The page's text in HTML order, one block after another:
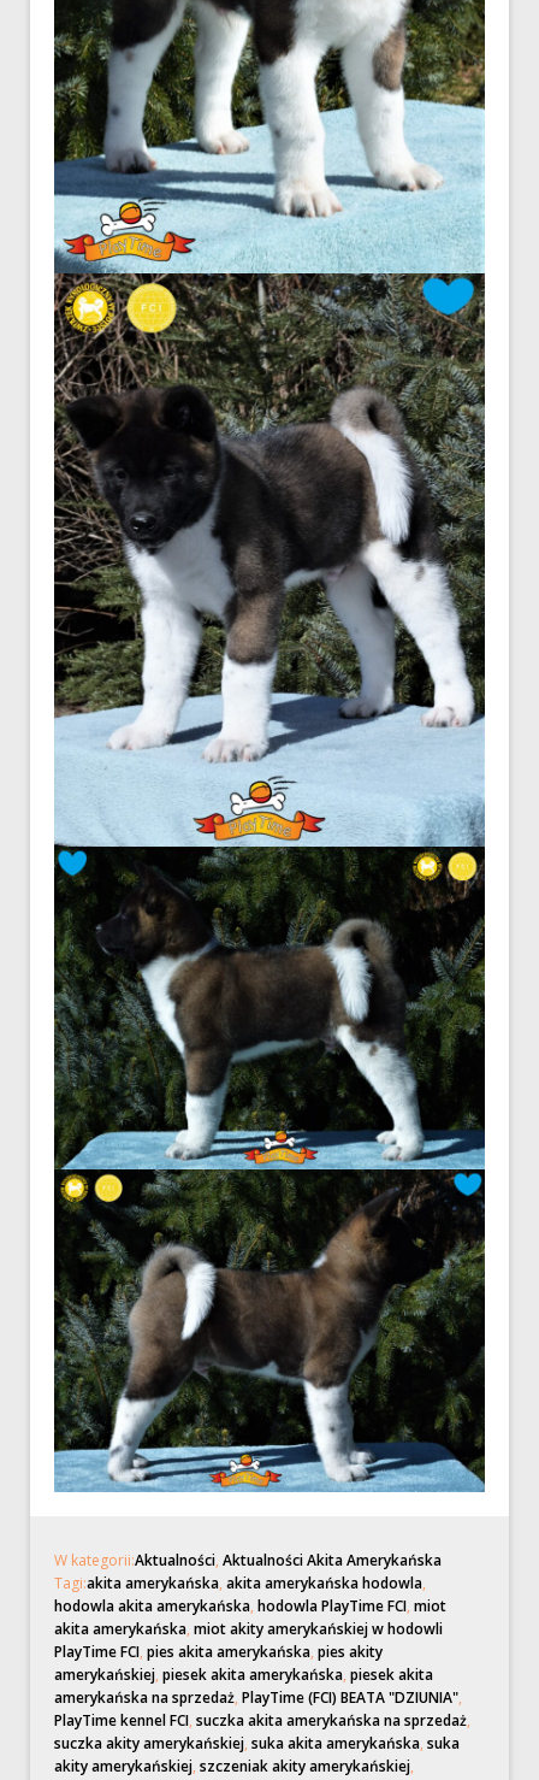
W kategorii:Aktualności,Aktualności Akita Amerykańska
Tagi:akita amerykańska,akita amerykańska hodowla,
hodowla akita amerykańska,hodowla PlayTime FCI,miot
akita amerykańska,miot akity amerykańskiej w hodowli
PlayTime FCI,pies akita amerykańska,pies akity
amerykańskiej,piesek akita amerykańska,piesek akita
amerykańska na sprzedaż,PlayTime (FCI) BEATA "DZIUNIA",
PlayTime kennel FCI,suczka akita amerykańska na sprzedaż,
suczka akity amerykańskiej,suka akita amerykańska,suka
akity amerykańskiej,szczeniak akity amerykańskiej,